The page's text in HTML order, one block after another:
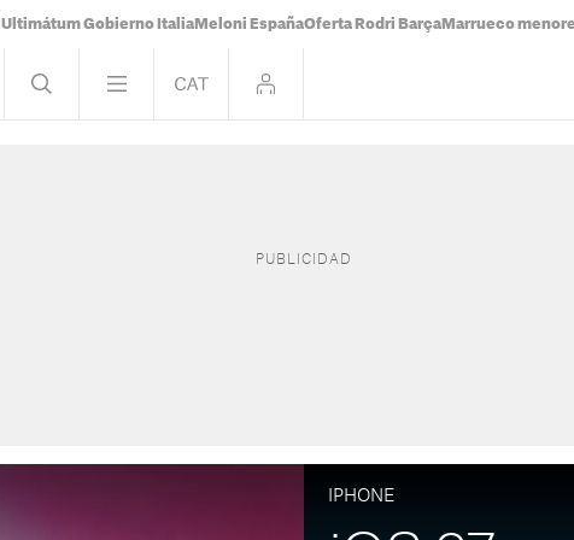
Ultimátum Gobierno Italia Meloni EspañaOferta Rodri Barça Marrueco
IPHONE